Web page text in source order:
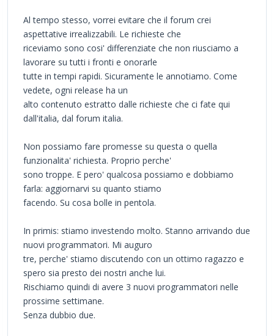
Al tempo stesso, vorrei evitare che il forum crei
aspettative irrealizzabili. Le richieste che
riceviamo sono cosi' differenziate che non riusciamo a
lavorare su tutti i fronti e onorarle
tutte in tempi rapidi. Sicuramente le annotiamo. Come
vedete, ogni release ha un
alto contenuto estratto dalle richieste che ci fate qui
dall'italia, dal forum italia.
Non possiamo fare promesse su questa o quella
funzionalita' richiesta. Proprio perche'
sono troppe. E pero' qualcosa possiamo e dobbiamo
farla: aggiornarvi su quanto stiamo
facendo. Su cosa bolle in pentola.
In primis: stiamo investendo molto. Stanno arrivando due
nuovi programmatori. Mi auguro
tre, perche' stiamo discutendo con un ottimo ragazzo e
spero sia presto dei nostri anche lui.
Rischiamo quindi di avere 3 nuovi programmatori nelle
prossime settimane.
Senza dubbio due.